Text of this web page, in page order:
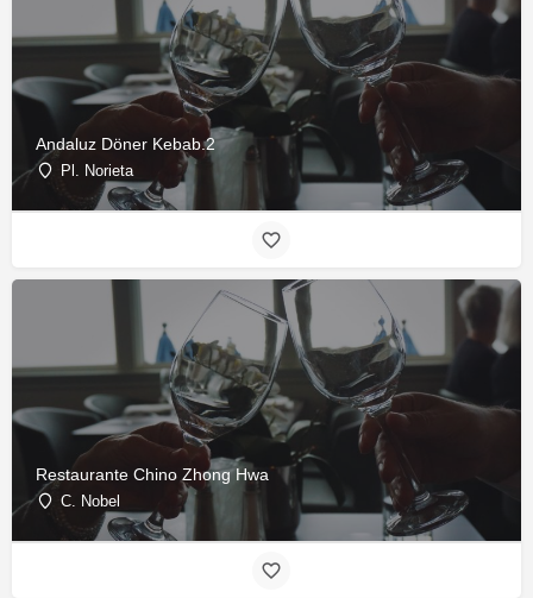
Andaluz Döner Kebab.2
Pl. Norieta
Restaurante Chino Zhong Hwa
C. Nobel